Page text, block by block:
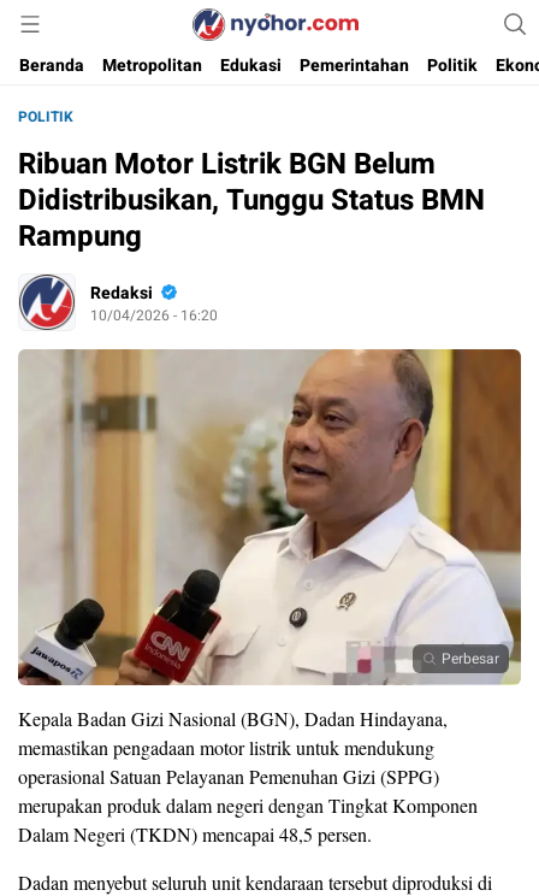
Nyohor.com
Media Informasi Ternyohor
Beranda
Metropolitan Edukasi Pemerintahan Politik
POLITIK
Ribuan Motor Listrik BGN Belum
Didistribusikan, Tunggu Status BMN
Rampung
Redaksi
10/04/2026 - 16:20
Perbesar
Kepala Badan Gizi Nasional (BGN), Dadan Hindayana,
memastikan pengadaan motor listrik untuk mendukung
operasional Satuan Pelayanan Pemenuhan Gizi (SPPG)
merupakan produk dalam negeri dengan Tingkat Komponen
Dalam Negeri (TKDN) mencapai 48,5 persen.
Dadan menyebut seluruh unit kendaraan tersebut diproduksi di